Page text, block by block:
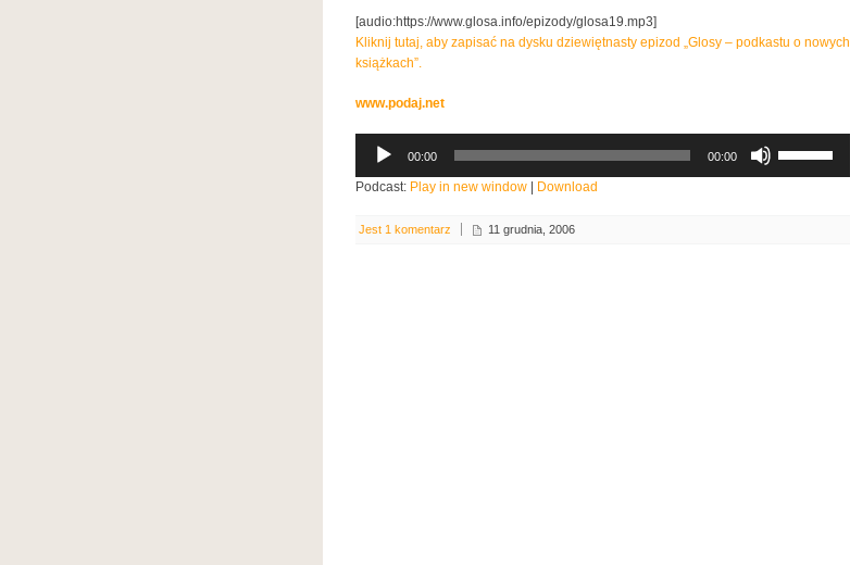
[audio:https://www.glosa.info/epizody/glosa19.mp3]
Kliknij tutaj, aby zapisać na dysku dziewiętnasty epizod „Glosy – podkastu o nowych
książkach”.
www.podaj.net
Odtwarzacz
plików
dźwiękowych
00:00 00:00
strzałek
Podcast: Play in new window Download
Jest 1 komentarz 11 grudnia, 2006